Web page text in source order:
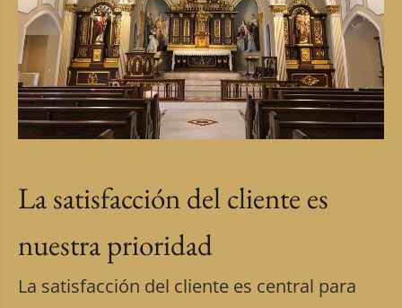
La satisfacción del cliente es
nuestra prioridad
La satisfacción del cliente es central para